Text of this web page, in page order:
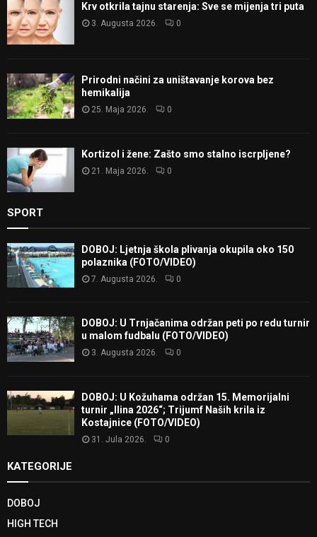
Krv otkrila tajnu starenja: Sve se mijenja tri puta
3. Augusta 2026. 0
Prirodni načini za uništavanje korova bez
hemikalija
25. Maja 2026. 0
Kortizol i žene: Zašto smo stalno iscrpljene?
21. Maja 2026. 0
SPORT
DOBOJ: Ljetnja škola plivanja okupila oko 150
polaznika (FOTO/VIDEO)
7. Augusta 2026. 0
DOBOJ: U Trnjačanima održan peti po redu turnir
u malom fudbalu (FOTO/VIDEO)
3. Augusta 2026. 0
DOBOJ: U Kožuhama održan 15. Memorijalni
turnir „Ilina 2026“; Trijumf Naših krila iz
Kostajnice (FOTO/VIDEO)
31. Jula 2026. 0
KATEGORIJE
DOBOJ
HIGH TECH